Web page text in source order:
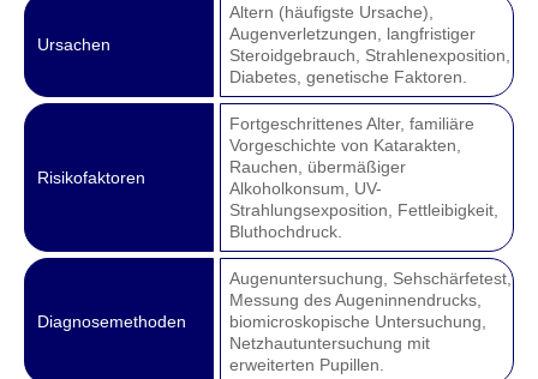
Ursachen
Altern (häufigste Ursache),
Augenverletzungen, langfristiger
Steroidgebrauch, Strahlenexposition,
Diabetes, genetische Faktoren.
Risikofaktoren
Fortgeschrittenes Alter, familiäre
Vorgeschichte von Katarakten,
Rauchen, übermäßiger
Alkoholkonsum, UV-
Strahlungsexposition, Fettleibigkeit,
Bluthochdruck.
Diagnosemethoden
Augenuntersuchung, Sehschärfetest,
Messung des Augeninnendrucks,
biomicroskopische Untersuchung,
Netzhautuntersuchung mit
erweiterten Pupillen.